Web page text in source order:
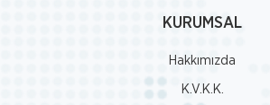
KURUMSAL
Hakkımızda
K.V.K.K.